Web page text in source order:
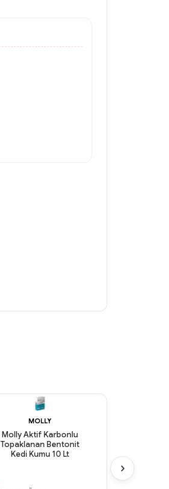
MOLLY
Molly Aktif Karbonlu
Topaklanan Bentonit
Kedi Kumu 10 Lt